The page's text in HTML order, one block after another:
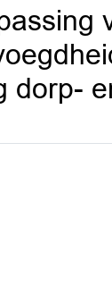
dorp-